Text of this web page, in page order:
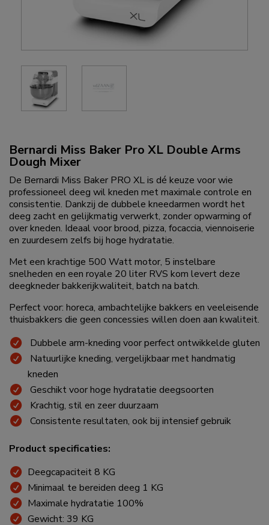
Bernardi Miss Baker Pro XL Double Arms
Dough Mixer
De Bernardi Miss Baker PRO XL is dé keuze voor wie
professioneel deeg wil kneden met maximale controle en
consistentie. Dankzij de dubbele kneedarmen wordt het
deeg zacht en gelijkmatig verwerkt, zonder opwarming of
over kneden. Ideaal voor brood, pizza, focaccia, viennoiserie
en zuurdesem zelfs bij hoge hydratatie.
Met een krachtige 500 Watt motor, 5 instelbare
snelheden en een royale 20 liter RVS kom levert deze
deegkneder bakkerijkwaliteit, batch na batch.
Perfect voor: horeca, ambachtelijke bakkers en veeleisende
thuisbakkers die geen concessies willen doen aan kwaliteit.
Dubbele arm-kneding voor perfect ontwikkelde gluten
Natuurlijke kneding, vergelijkbaar met handmatig
kneden
Geschikt voor hoge hydratatie deegsoorten
Krachtig, stil en zeer duurzaam
Consistente resultaten, ook bij intensief gebruik
Product specificaties:
Deegcapaciteit 8 KG
Minimaal te bereiden deeg 1 KG
Maximale hydratatie 100%
Gewicht: 39 KG